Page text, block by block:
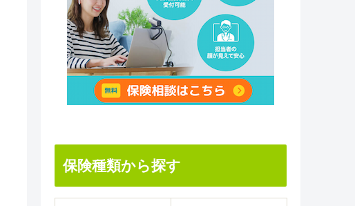
保険種類から探す